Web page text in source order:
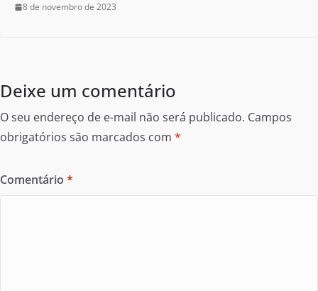
8 de novembro de 2023
Deixe um comentário
O seu endereço de e-mail não será publicado. Campos
obrigatórios são marcados com *
Comentário *